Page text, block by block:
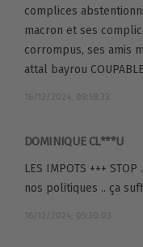
complices
macron et ses
corrompus, ses amis
attal bayrou
16/12/2024, 08:58:32
DOMINIQUE CL***U
LES IMPOTS +++
nos politiques .. ça
16/12/2024, 05:30:03